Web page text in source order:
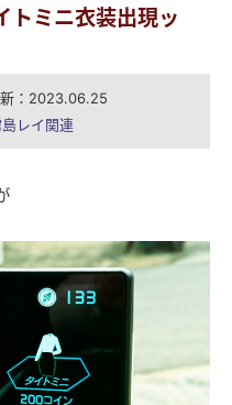
トミニ衣装出現ッ
：2023.06.25
レイ関連